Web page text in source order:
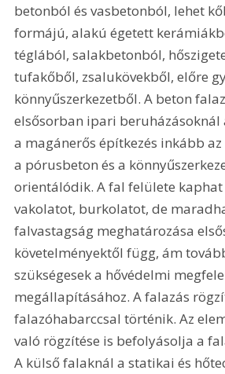
betonból és vasbetonból, lehet
formájú, alakú égetett
téglából, salakbetonból,
tufakőből, zsalukövekből, előre
könnyűszerkezetből. A beton
elsősorban ipari
a magánerős építkezés inkább
a pórusbeton és a
orientálódik. A fal felülete
vakolatot, burkolatot, de
falvastagság meghatározása
követelményektől függ, ám
szükségesek a hővédelmi
megállapításához. A falazás
falazóhabarccsal történik. Az
való rögzítése is befolyásolja a
A külső falaknál a statikai és